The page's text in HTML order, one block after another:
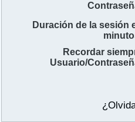
Duración de la sesión
Recordar
Usuario/